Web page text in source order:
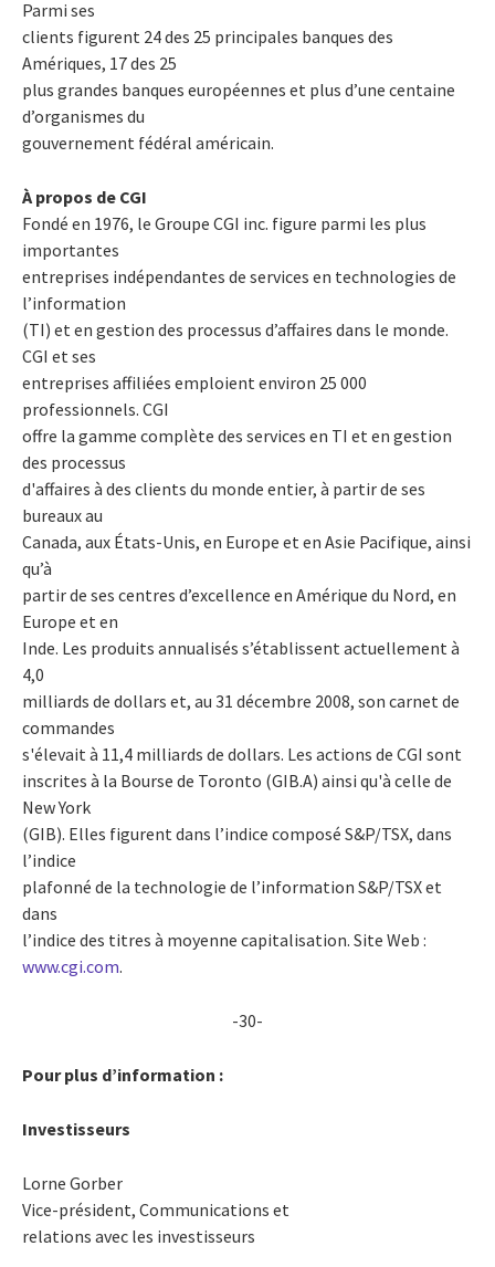
Parmi ses
clients figurent 24 des 25 principales banques des
Amériques, 17 des 25
plus grandes banques européennes et plus d’une centaine
d’organismes du
gouvernement fédéral américain.
À propos de CGI
Fondé en 1976, le Groupe CGI inc. figure parmi les plus
importantes
entreprises indépendantes de services en technologies de
l’information
(TI) et en gestion des processus d’affaires dans le monde.
CGI et ses
entreprises affiliées emploient environ 25 000
professionnels. CGI
offre la gamme complète des services en TI et en gestion
des processus
d'affaires à des clients du monde entier, à partir de ses
bureaux au
Canada, aux États-Unis, en Europe et en Asie Pacifique, ainsi
qu’à
partir de ses centres d’excellence en Amérique du Nord, en
Europe et en
Inde. Les produits annualisés s’établissent actuellement à
4,0
milliards de dollars et, au 31 décembre 2008, son carnet de
commandes
s'élevait à 11,4 milliards de dollars. Les actions de CGI sont
inscrites à la Bourse de Toronto (GIB.A) ainsi qu'à celle de
New York
(GIB). Elles figurent dans l’indice composé S&P/TSX, dans
l’indice
plafonné de la technologie de l’information S&P/TSX et
dans
l’indice des titres à moyenne capitalisation. Site Web :
www.cgi.com.
-30-
Pour plus d’information :
Investisseurs
Lorne Gorber
Vice-président, Communications et
relations avec les investisseurs